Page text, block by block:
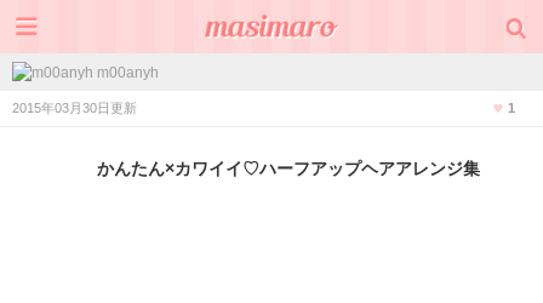
m00anyh
2015年03月30日更新 1
かんたん×カワイイ♡ハーフアップヘアアレンジ集